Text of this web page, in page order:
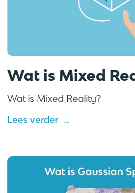
Wat is Mixed
Wat is Mixed Reality?
Lees verder